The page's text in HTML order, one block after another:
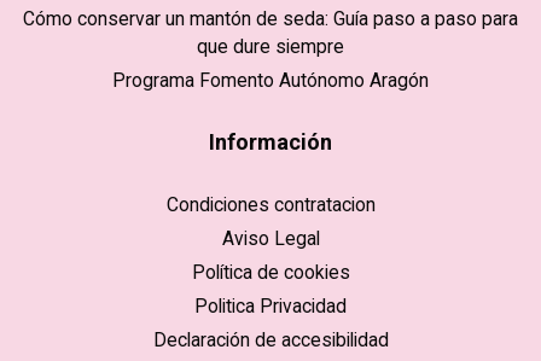
Cómo conservar un mantón de seda: Guía paso a paso para
que dure siempre
Programa Fomento Autónomo Aragón
Información
Condiciones contratacion
Aviso Legal
Política de cookies
Politica Privacidad
Declaración de accesibilidad